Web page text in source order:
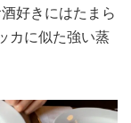
好きにはたまら
カに似た強い蒸